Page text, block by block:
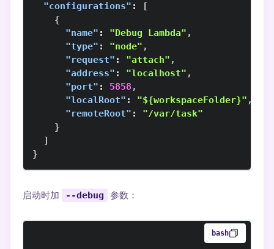
"configurations" :
[
{
"name" : "Debug Lambda" ,
"type" : "node" ,
"request" : "attach" ,
"address" : "localhost" ,
"port" : 5858 ,
"localRoot" : "${workspaceFolder}" ,
"remoteRoot" :
"/var/task"
}
]
}
启动时加 --debug 参数：
bash